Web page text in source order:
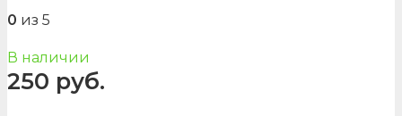
0 из 5
В наличии
250 руб.